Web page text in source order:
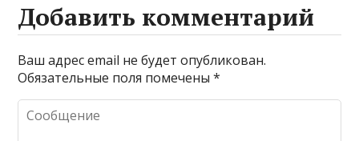
Добавить комментарий
Ваш адрес email не будет опубликован.
Обязательные поля помечены*